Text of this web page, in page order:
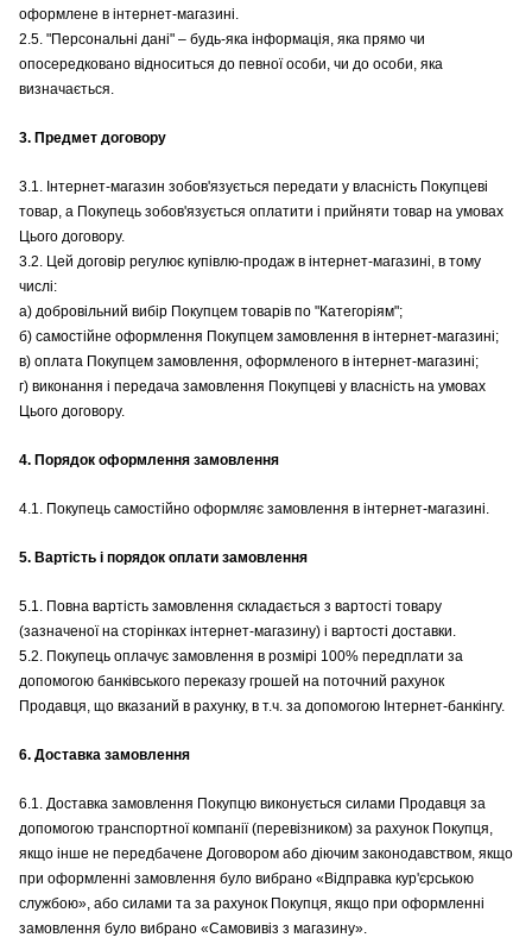
оформлене в інтернет-магазині.
2.5. "Персональні дані" – будь-яка інформація, яка прямо чи
опосередковано відноситься до певної особи, чи до особи, яка
визначається.
3. Предмет договору
3.1. Інтернет-магазин зобов'язується передати у власність Покупцеві
товар, а Покупець зобов'язується оплатити і прийняти товар на умовах
Цього договору.
3.2. Цей договір регулює купівлю-продаж в інтернет-магазині, в тому
числі:
а) добровільний вибір Покупцем товарів по "Категоріям";
б) самостійне оформлення Покупцем замовлення в інтернет-магазині;
в) оплата Покупцем замовлення, оформленого в інтернет-магазині;
г) виконання і передача замовлення Покупцеві у власність на умовах
Цього договору.
4. Порядок оформлення замовлення
4.1. Покупець самостійно оформляє замовлення в інтернет-магазині.
5. Вартість і порядок оплати замовлення
5.1. Повна вартість замовлення складається з вартості товару
(зазначеної на сторінках інтернет-магазину) і вартості доставки.
5.2. Покупець оплачує замовлення в розмірі 100% передплати за
допомогою банківського переказу грошей на поточний рахунок
Продавця, що вказаний в рахунку, в т.ч. за допомогою Інтернет-банкінгу.
6. Доставка замовлення
6.1. Доставка замовлення Покупцю виконується силами Продавця за
допомогою транспортної компанії (перевізником) за рахунок Покупця,
якщо інше не передбачене Договором або діючим законодавством, якщо
при оформленні замовлення було вибрано «Відправка кур'єрською
службою», або силами та за рахунок Покупця, якщо при оформленні
замовлення було вибрано «Самовивіз з магазину».